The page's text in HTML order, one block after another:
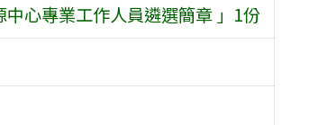
心專業工作人員遴選簡章 」1份